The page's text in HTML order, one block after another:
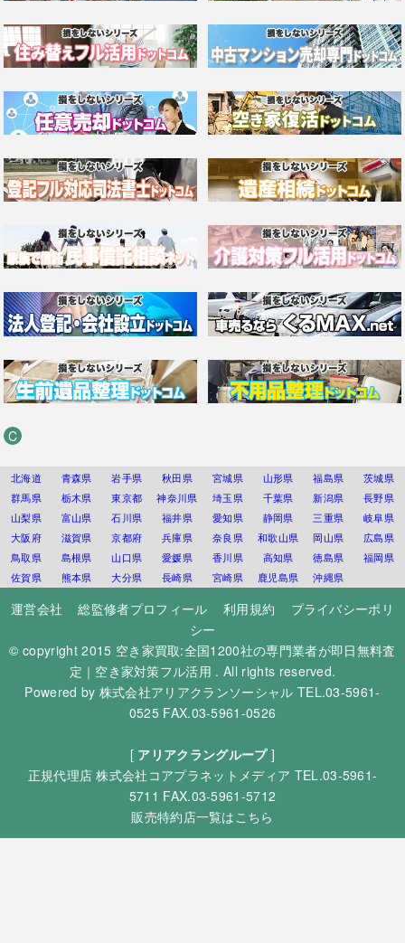
C
北海道 青森県 岩手県 秋田県 宮城県 山形県 福島県
茨城県
群馬県
栃木県 東京都 神奈川県 埼玉県 千葉県 新潟県
長野県
山梨県
富山県 石川県 福井県 愛知県 静岡県 三重県
岐阜県
大阪府
滋賀県 京都府 兵庫県 奈良県 和歌山県 岡山県
広島県
鳥取県
島根県 山口県 愛媛県 香川県 高知県 徳島県
福岡県
佐賀県
熊本県 大分県 長崎県 宮崎県 鹿児島県 沖縄県
運営会社 総監修者プロフィール 利用規約
プライバシーポリ
シー
© copyright 2015 空き家買取:全国1200社の専門業者が即日無料査
定｜空き家対策フル活用 . All rights reserved.
Powered by 株式会社アリアクランソーシャル TEL.03-5961-
0525 FAX.03-5961-0526
[ アリアクラングループ]
正規代理店株式会社コアプラネットメディア TEL.03-5961-
5711 FAX.03-5961-5712
販売特約店一覧はこちら